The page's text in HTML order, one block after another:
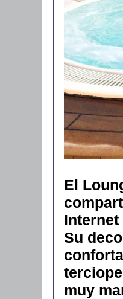
El
Internet
Su
muy